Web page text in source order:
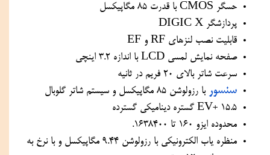
حسگر CMOS با قدرت 85 مگاپیکسل
پردازشگر DIGIC X
قابلیت نصب لنزهای RF و EF
صفحه نمایش لمسی LCD با اندازه 3.2 اینچی
سرعت شاتر بالای 20 فریم در ثانیه
سنسور با رزولوشن ۸۵ مگاپیکسل و سیستم شاتر گلوبال
15.5 +EV گستره دینامیکی گسترده
محدوده ایزو 160 تا 1638400.